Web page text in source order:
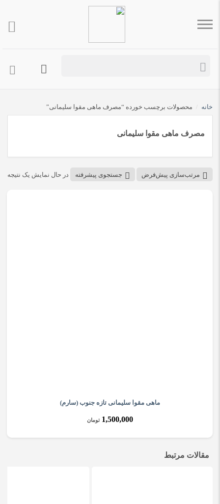
خانه / محصولات برچسب خورده “مصرف ماهی مقوا سلیمانی”
مصرف ماهی مقوا سلیمانی
در حال نمایش یک نتیجه مرتب‌سازی پیش‌فرض جستجوی پیشرفته
ماهی مقوا سلیمانی تازه جنوب (سارم)
1,500,000 تومان
مقالات مرتبط